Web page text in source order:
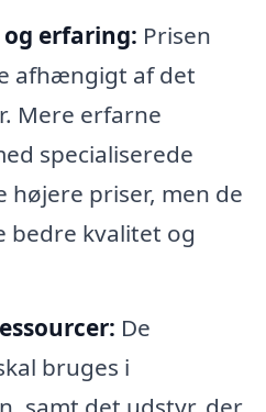
erfaring: Prisen
afhængigt af det
Mere erfarne
specialiserede
højere priser, men de
bedre kvalitet og
De
bruges i